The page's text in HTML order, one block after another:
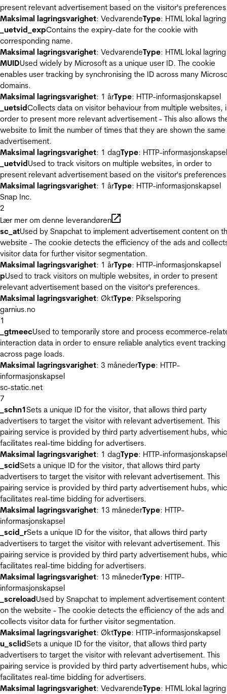
present relevant advertisement based on the visitor's
Maksimal lagringsvarighet: VedvarendeType: HTML lokal lagring
_uetvid_expContains the expiry-date for the cookie with
corresponding name.
Maksimal lagringsvarighet: VedvarendeType: HTML lokal lagring
MUIDUsed widely by Microsoft as a unique user ID. The cookie
enables user tracking by synchronising the ID across many
domains.
Maksimal lagringsvarighet: 1 årType: HTTP-informasjonskapsel
_uetsidCollects data on visitor behaviour from multiple websites,
order to present more relevant advertisement - This also allows
website to limit the number of times that they are shown the same
advertisement.
Maksimal lagringsvarighet: 1 dagType: HTTP-informasjonskapsel
_uetvidUsed to track visitors on multiple websites, in order to
present relevant advertisement based on the visitor's
Maksimal lagringsvarighet: 1 årType: HTTP-informasjonskapsel
Snap Inc.
2
Lær mer om denne leverandøren
sc_atUsed by Snapchat to implement advertisement content on
website - The cookie detects the efficiency of the ads and
visitor data for further visitor segmentation.
Maksimal lagringsvarighet: 1 årType: HTTP-informasjonskapsel
pUsed to track visitors on multiple websites, in order to present
relevant advertisement based on the visitor's preferences.
Maksimal lagringsvarighet: ØktType: Pikselsporing
garnius.no
1
_gtmeecUsed to temporarily store and process ecommerce-
interaction data in order to ensure reliable analytics event tracking
across page loads.
Maksimal lagringsvarighet: 3 månederType: HTTP-
informasjonskapsel
sc-static.net
7
_schn1Sets a unique ID for the visitor, that allows third party
advertisers to target the visitor with relevant advertisement. This
pairing service is provided by third party advertisement hubs,
facilitates real-time bidding for advertisers.
Maksimal lagringsvarighet: 1 dagType: HTTP-informasjonskapsel
_scidSets a unique ID for the visitor, that allows third party
advertisers to target the visitor with relevant advertisement. This
pairing service is provided by third party advertisement hubs,
facilitates real-time bidding for advertisers.
Maksimal lagringsvarighet: 13 månederType: HTTP-
informasjonskapsel
_scid_rSets a unique ID for the visitor, that allows third party
advertisers to target the visitor with relevant advertisement. This
pairing service is provided by third party advertisement hubs,
facilitates real-time bidding for advertisers.
Maksimal lagringsvarighet: 13 månederType: HTTP-
informasjonskapsel
_screloadUsed by Snapchat to implement advertisement content
on the website - The cookie detects the efficiency of the ads and
collects visitor data for further visitor segmentation.
Maksimal lagringsvarighet: ØktType: HTTP-informasjonskapsel
u_sclidSets a unique ID for the visitor, that allows third party
advertisers to target the visitor with relevant advertisement. This
pairing service is provided by third party advertisement hubs,
facilitates real-time bidding for advertisers.
Maksimal lagringsvarighet: VedvarendeType: HTML lokal lagring